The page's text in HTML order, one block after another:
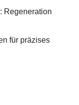
Regeneration
für präzises